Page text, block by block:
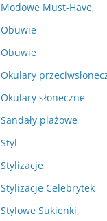
Modowe Must-Have,
Obuwie
Obuwie
Okulary
Okulary słoneczne
Sandały plażowe
Styl
Stylizacje
Stylizacje Celebrytek
Stylowe Sukienki,